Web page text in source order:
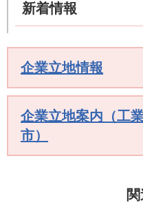
新着情報
企業立地情報
企業立地案内（工
市）